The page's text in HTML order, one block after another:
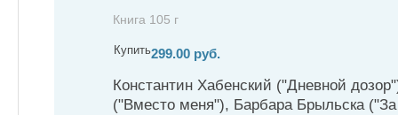
Книга 105 г
Купить299.00 руб.
Константин Хабенский ("Дневной
("Вместо меня"), Барбара Брыльска